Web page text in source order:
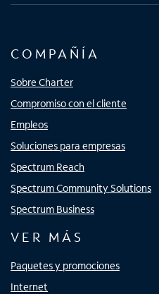
COMPAÑÍA
Sobre Charter
Compromiso con el cliente
Empleos
Soluciones para empresas
Spectrum Reach
Spectrum Community Solutions
Spectrum Business
VER MÁS
Paquetes y promociones
Internet